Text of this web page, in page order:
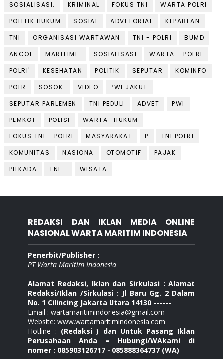
SOSIALISASI.
KRIMINAL FOKUS TNI
WARTA POLRI
POLITIK HUKUM
SOSIAL ADVETORIAL
KEPABEAN
TNI
ORGANISASI WARTAWAN TNI - POLRI
BUMD
ANCOL
MARITIME. SOSIALISASI
WARTA - POLRI
POLRI'
KESEHATAN POLITIK SEPUTAR
KOMINFO
POLR
SOSOK. VIDEO
PWI JAKUT
SEPUTAR PARLEMEN
TNI PEDULI ADVET
PWI
PEMKOT
POLISI
WARTA- HUKUM
FOKUS TNI - POLRI
MASYARAKAT P
TNI POLRI
KOMUNITAS
NASIONA OTOMOTIF
PAJAK
PILKADA
TNI - WISATA
REDAKSI DAN IKLAN MEDIA ONLINE
NASIONAL WARTA MARITIM INDONESIA
Penerbit/Publisher :
PT Warta Maritim Indonesia
Alamat Redaksi, Iklan dan Sirkulasi : Alamat
Redaksi/Iklan /Sirkulasi : Jl Baru Gg. 2 Dalam
No. 1 Cilincing Jakarta Utara 14130 ------
Email : wartamaritimindonesia@gmail.com
Website: www.wartamaritimindonesia.com
Hotline : (Redaksi ) dan Untuk Pasang Iklan
Perusahaan Anda = Hubungi/WAkami di
nomer : 085903126717 - 085888364737 (WA)